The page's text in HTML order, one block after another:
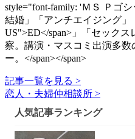
style="font-family: 'ＭＳ Ｐゴ
結婚」「アンチエイジング」
US">ED</span>」「セック
察。講演・マスコミ出演多
ー。</span></span>
記事一覧を見る >
恋人・夫婦仲相談所 >
人気記事ランキング